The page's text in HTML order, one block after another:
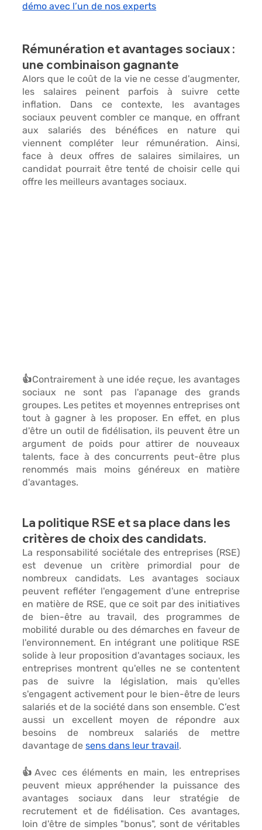
démo avec l’un de nos experts
Rémunération et avantages sociaux :
une combinaison gagnante
Alors que le coût de la vie ne cesse d'augmenter,
les salaires peinent parfois à suivre cette
inflation. Dans ce contexte, les avantages
sociaux peuvent combler ce manque, en offrant
aux salariés des bénéfices en nature qui
viennent compléter leur rémunération. Ainsi,
face à deux offres de salaires similaires, un
candidat pourrait être tenté de choisir celle qui
offre les meilleurs avantages sociaux.
👍Contrairement à une idée reçue, les avantages
sociaux ne sont pas l'apanage des grands
groupes. Les petites et moyennes entreprises ont
tout à gagner à les proposer. En effet, en plus
d'être un outil de fidélisation, ils peuvent être un
argument de poids pour attirer de nouveaux
talents, face à des concurrents peut-être plus
renommés mais moins généreux en matière
d'avantages.
La politique RSE et sa place dans les
critères de choix des candidats.
La responsabilité sociétale des entreprises (RSE)
est devenue un critère primordial pour de
nombreux candidats. Les avantages sociaux
peuvent refléter l'engagement d'une entreprise
en matière de RSE, que ce soit par des initiatives
de bien-être au travail, des programmes de
mobilité durable ou des démarches en faveur de
l'environnement. En intégrant une politique RSE
solide à leur proposition d'avantages sociaux, les
entreprises montrent qu'elles ne se contentent
pas de suivre la législation, mais qu'elles
s'engagent activement pour le bien-être de leurs
salariés et de la société dans son ensemble. C’est
aussi un excellent moyen de répondre aux
besoins de nombreux salariés de mettre
davantage de sens dans leur travail.
👍Avec ces éléments en main, les entreprises
peuvent mieux appréhender la puissance des
avantages sociaux dans leur stratégie de
recrutement et de fidélisation. Ces avantages,
loin d'être de simples "bonus", sont de véritables